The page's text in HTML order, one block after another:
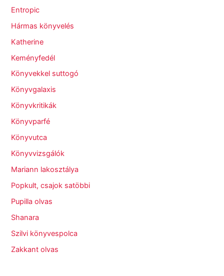
Entropic
Hármas könyvelés
Katherine
Keményfedél
Könyvekkel suttogó
Könyvgalaxis
Könyvkritikák
Könyvparfé
Könyvutca
Könyvvizsgálók
Mariann lakosztálya
Popkult, csajok satöbbi
Pupilla olvas
Shanara
Szilvi könyvespolca
Zakkant olvas